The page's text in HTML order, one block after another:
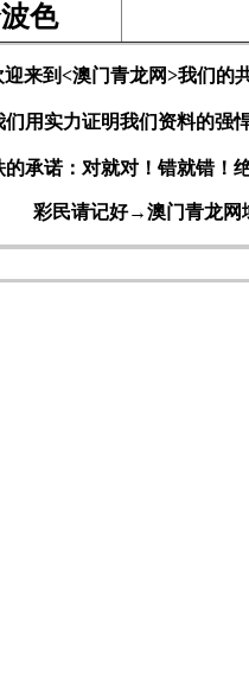
色
迎来到<澳门青龙网>我们的
们用实力证明我们资料的强
的承诺：对就对！错就错！
彩民请记好→澳门青龙网